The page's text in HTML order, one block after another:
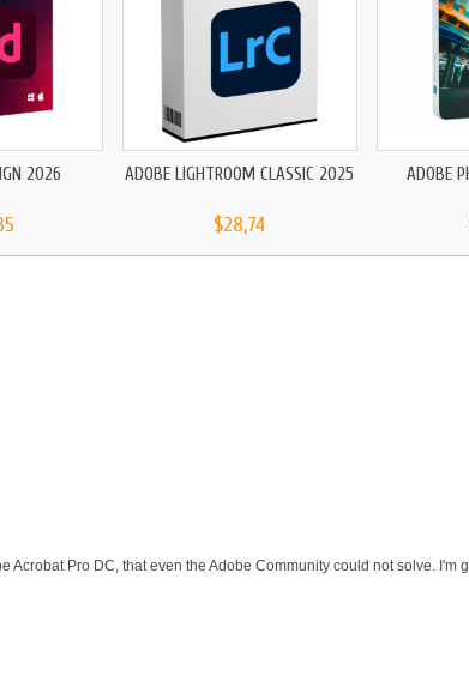
2026 ADOBE LIGHTROOM CLASSIC 2025
$28,74
ADOBE
Acrobat Pro DC, that even the Adobe Community could not solve.